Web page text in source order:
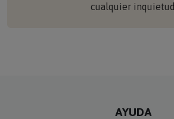
cualquier inquietud.
AYUDA